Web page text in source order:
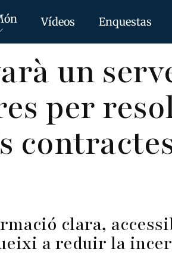
Vídeos Enquestas
un
per
clara,
a reduir la